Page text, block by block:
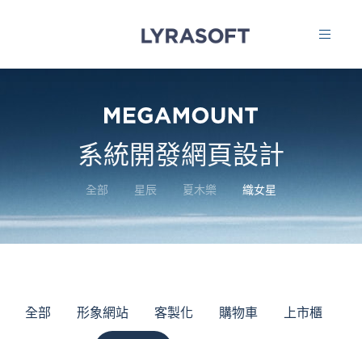
系統開發網頁設計
全部 星辰 夏木樂 織女星
全部 形象網站 客製化 購物車
上市櫃